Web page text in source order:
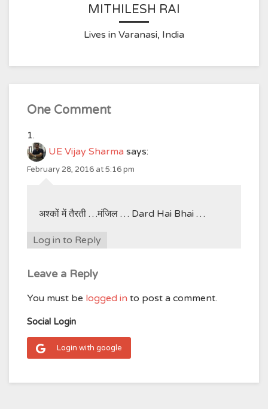
MITHILESH RAI
Lives in Varanasi, India
One Comment
UE Vijay Sharma says:
February 28, 2016 at 5:16 pm
अश्कों में तैरती …मंजिल … Dard Hai Bhai …
Log in to Reply
Leave a Reply
You must be logged in to post a comment.
Social Login
Login with google